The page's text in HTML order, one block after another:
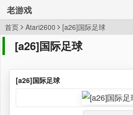
老游戏
首页 Atari2600 [a26]国际足球
[a26]国际足球
[a26]国际足球